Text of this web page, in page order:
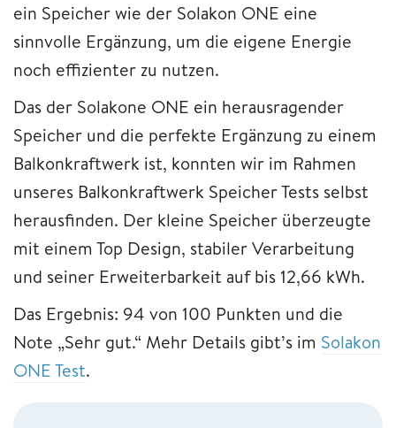
ein Speicher wie der Solakon ONE eine
sinnvolle Ergänzung, um die eigene Energie
noch effizienter zu nutzen.
Das der Solakone ONE ein herausragender
Speicher und die perfekte Ergänzung zu einem
Balkonkraftwerk ist, konnten wir im Rahmen
unseres Balkonkraftwerk Speicher Tests selbst
herausfinden. Der kleine Speicher überzeugte
mit einem Top Design, stabiler Verarbeitung
und seiner Erweiterbarkeit auf bis 12,66 kWh.
Das Ergebnis: 94 von 100 Punkten und die
Note „Sehr gut.“ Mehr Details gibt’s im Solakon
ONE Test.